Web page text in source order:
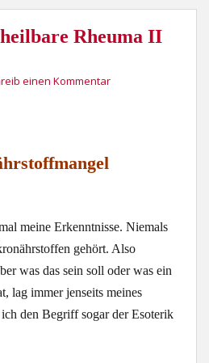
Rheuma II
einen Kommentar
meine Erkenntnisse. Niemals
gehört. Also
was das sein soll oder was ein
lag immer jenseits meines
den Begriff sogar der Esoterik